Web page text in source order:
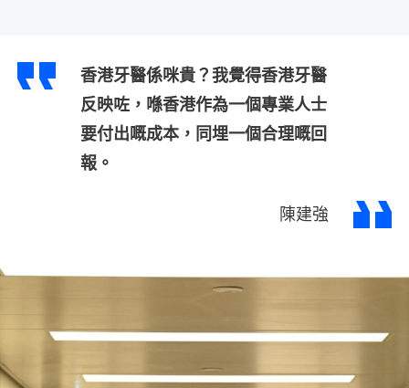
香港牙醫係咪貴？我覺得香港牙醫
反映咗，喺香港作為一個專業人士
要付出嘅成本，同埋一個合理嘅回
報。
陳建強